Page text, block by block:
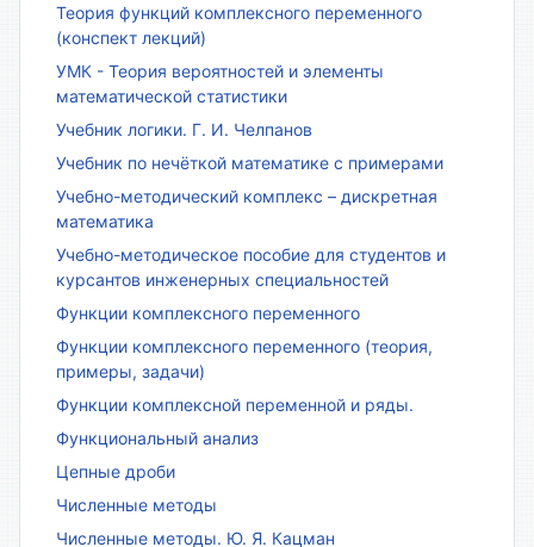
Теория функций комплексного переменного
(конспект лекций)
УМК - Теория вероятностей и элементы
математической статистики
Учебник логики. Г. И. Челпанов
Учебник по нечёткой математике с примерами
Учебно-методический комплекс – дискретная
математика
Учебно-методическое пособие для студентов и
курсантов инженерных специальностей
Функции комплексного переменного
Функции комплексного переменного (теория,
примеры, задачи)
Функции комплексной переменной и ряды.
Функциональный анализ
Цепные дроби
Численные методы
Численные методы. Ю. Я. Кацман